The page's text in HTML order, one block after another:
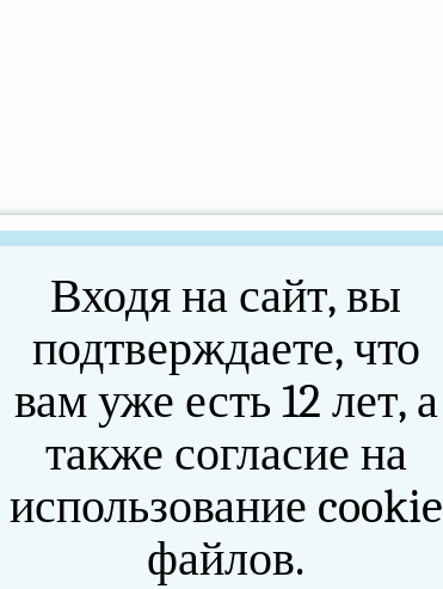
Входя на сайт, вы
подтверждаете, что
вам уже есть 12 лет, а
также согласие на
использование cookie
файлов.